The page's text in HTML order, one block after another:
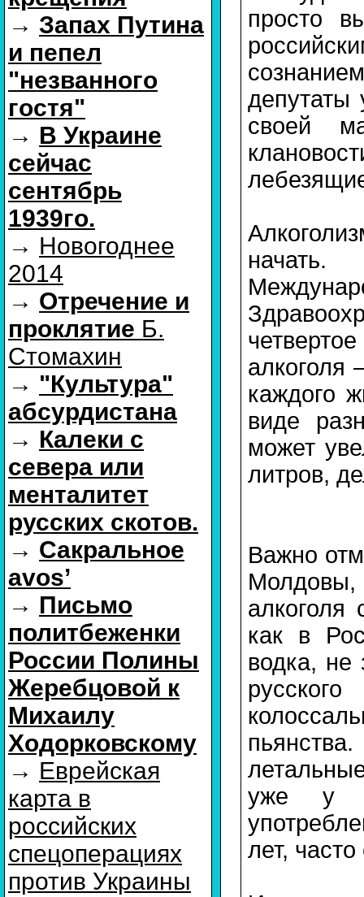
→ Запах Путина
и пепел
"незванного
гостя"
→ В Украине
сейчас
сентябрь
1939го.
→ Новогоднее
2014
→ Отречение и
проклятие Б.
Стомахин
→ "Культура"
абсурдистана
→ Калеки с
севера или
менталитет
русских скотов.
→ Сакральное
avos’
→ Письмо
политбеженки
России Полины
Жеребцовой к
Михаилу
Ходорковскому
→ Еврейская
карта в
российских
спецоперациях
против Украины
просто
своей
алкоголя
каждого
виде
может
литров,
Важно
Молдовы,
алкоголя
как в
водка, не
уже у
лет,